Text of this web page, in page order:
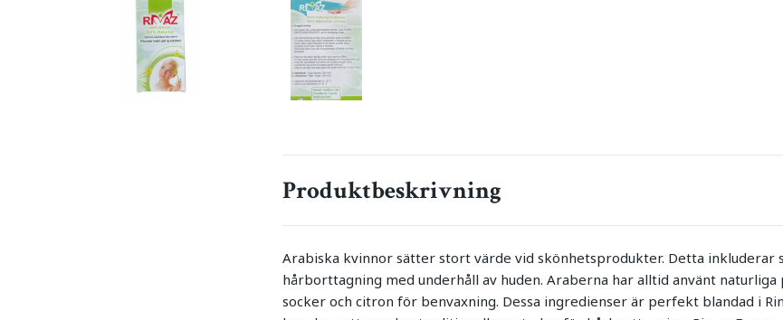
Produktbeskrivning
Arabiska kvinnor sätter stort värde vid skönhetsprodukter. Detta inkluderar
hårborttagning med underhåll av huden. Araberna har alltid använt
socker och citron för benvaxning. Dessa ingredienser är perfekt blandad i